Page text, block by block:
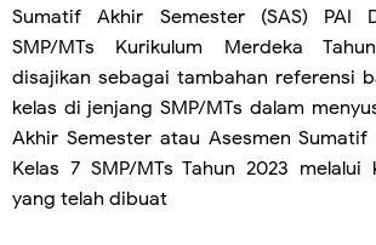
Sumatif Akhir Semester (SAS) PAI
SMP/MTs Kurikulum Merdeka
disajikan sebagai tambahan referensi
kelas di jenjang SMP/MTs dalam
Akhir Semester atau Asesmen Sumatif
Kelas 7 SMP/MTs Tahun 2023 melalui
yang telah dibuat